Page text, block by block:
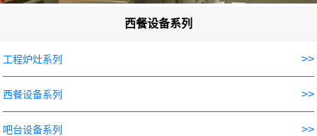
西餐设备系列
工程炉灶系列 >>
西餐设备系列 >>
吧台设备系列 >>